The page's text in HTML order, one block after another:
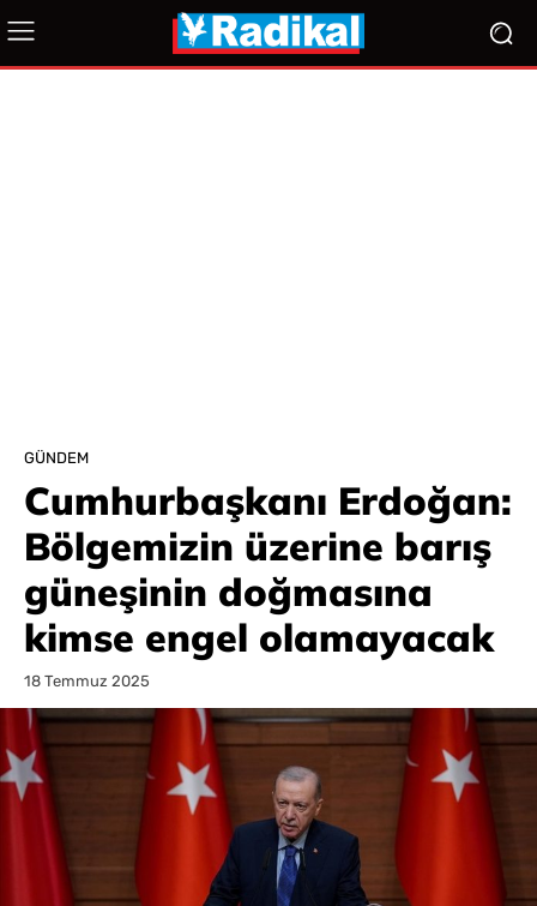
GÜNDEM
Cumhurbaşkanı Erdoğan:
Bölgemizin üzerine barış
güneşinin doğmasına
kimse engel olamayacak
18 Temmuz 2025